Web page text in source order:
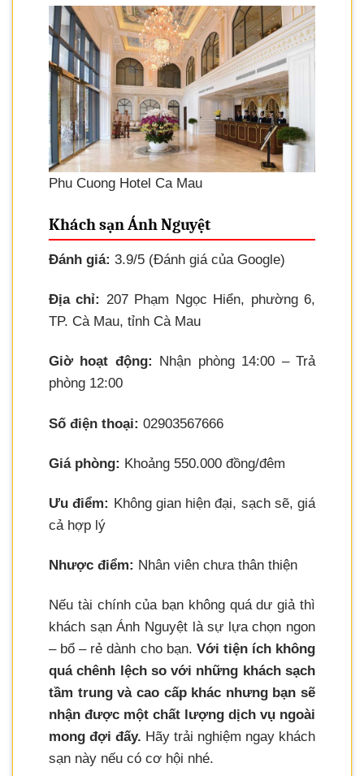
Phu Cuong Hotel Ca Mau
Khách sạn Ánh Nguyệt
Đánh giá: 3.9/5 (Đánh giá của Google)
Địa chỉ: 207 Phạm Ngọc Hiển, phường 6,
TP. Cà Mau, tỉnh Cà Mau
Giờ hoạt động: Nhận phòng 14:00 – Trả
phòng 12:00
Số điện thoại: 02903567666
Giá phòng: Khoảng 550.000 đồng/đêm
Ưu điểm: Không gian hiện đại, sạch sẽ, giá
cả hợp lý
Nhược điểm: Nhân viên chưa thân thiện
Nếu tài chính của bạn không quá dư giả thì
khách sạn Ánh Nguyệt là sự lựa chọn ngon
– bổ – rẻ dành cho bạn. Với tiện ích không
quá chênh lệch so với những khách sạch
tầm trung và cao cấp khác nhưng bạn sẽ
nhận được một chất lượng dịch vụ ngoài
mong đợi đấy. Hãy trải nghiệm ngay khách
sạn này nếu có cơ hội nhé.